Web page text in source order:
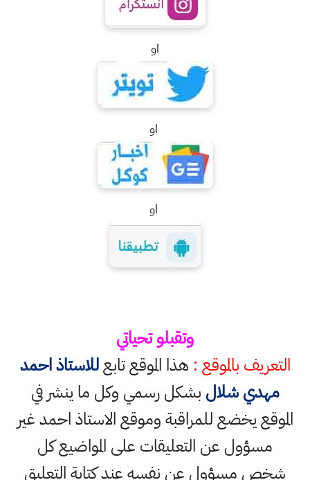
او
او
او
وتقبلو تحياتي
التعريف بالموقع : هذا الموقع تابعللاستاذ احمد
مهدي شلال بشكل رسمي وكل ما ينشر في
الموقع يخضع للمراقبة وموقع الاستاذ احمد غير
مسؤول عن التعليقات على المواضيع كل
شخص مسؤول عن نفسه عند كتابة التعليق